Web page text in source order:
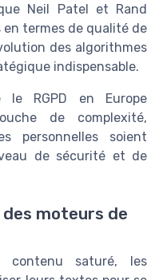
Neil Patel et Rand
en termes de qualité de
des algorithmes
indispensable.
le RGPD en Europe
de complexité,
personnelles soient
de sécurité et de
moteurs de
saturé, les